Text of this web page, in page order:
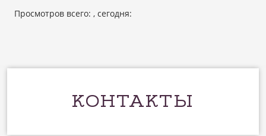
Просмотров всего: , сегодня:
КОНТАКТЫ